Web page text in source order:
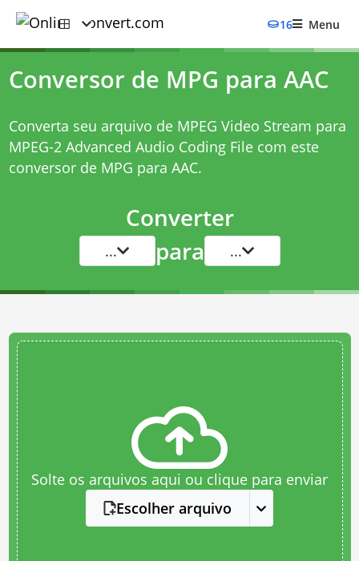
16 Menu
Conversor de MPG para AAC
Converta seu arquivo de MPEG Video Stream para
MPEG-2 Advanced Audio Coding File com este
conversor de MPG para AAC.
Converter
... para ...
Solte os arquivos aqui ou clique para enviar
Escolher arquivo